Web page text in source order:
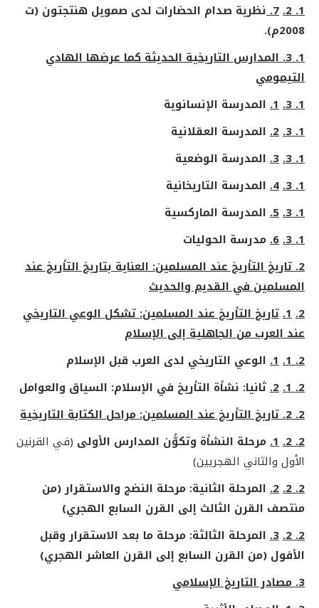
1. 2.
7. نظرية صدام الحضارات لدى صمويل هنتجتون (ت
2008م).
1. 3
.المدارس التاريخية الحديثة كما عرضها الهادي
التيمومي
1. 3.
1. المدرسة الإنسانوية
1. 3.
2. المدرسة العقلانية
1. 3.
3. المدرسة الوضعية
1. 3.
4. المدرسة التاريخانية
1. 3.
5. المدرسة الماركسية
1. 3.
6. مدرسة الحوليات
2. تاريخ التأريخ عند المسلمين: العناية بتاريخ التأريخ عند
المسلمين في القديم والحديث
2.
1. تاريخ التأريخ عند المسلمين: تشكل الوعي التاريخي
عند العرب من الجاهلية إلى الإسلام
2. 1.
1. الوعي التاريخي لدى العرب قبل الإسلام
2. 1.
2. ثانيا: نشأة التأريخ في الإسلام: السياق والعوامل
2. 2. تاريخ التأريخ عند المسلمين: مراحل الكتابة التاريخية
2. 2.
1. مرحلة النشأة وتكوُّن المدارس الأولى (في القرنين
الأول والثاني الهجريين)
2. 2.
2. المرحلة الثانية: مرحلة النضج والاستقرار (من
منتصف القرن الثالث إلى القرن السابع الهجري)
2. 2.
3. المرحلة الثالثة: مرحلة ما بعد الاستقرار وقبل
الأفول (من القرن السابع إلى القرن العاشر الهجري)
3. مصادر التاريخ الإسلامي